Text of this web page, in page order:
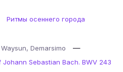
Ритмы осеннего города
Demarsimo
—
Sebastian Bach. BWV 243